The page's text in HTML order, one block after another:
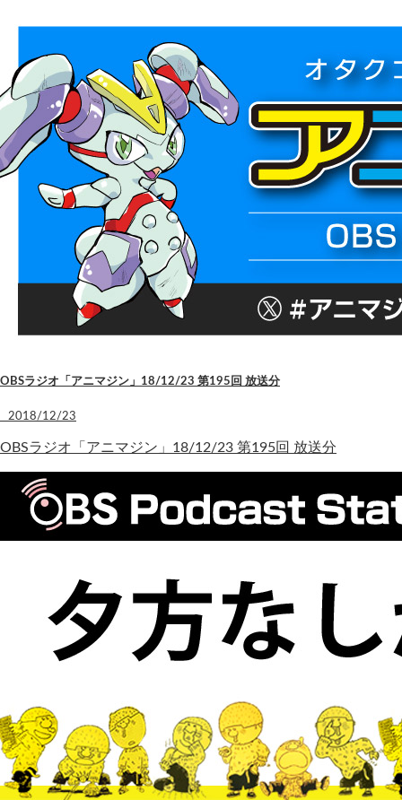
OBSラジオ「アニマジン」18/12/23 第195回 放送分
2018/12/23
OBSラジオ「アニマジン」18/12/23 第195回 放送分